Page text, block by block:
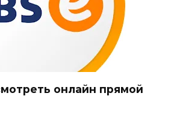
онлайн прямой